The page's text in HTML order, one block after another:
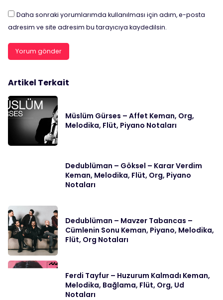
Daha sonraki yorumlarımda kullanılması için adım, e-posta
adresim ve site adresim bu tarayıcıya kaydedilsin.
Artikel Terkait
Müslüm Gürses – Affet Keman, Org,
Melodika, Flüt, Piyano Notaları
Dedublüman – Göksel – Karar Verdim
Keman, Melodika, Flüt, Org, Piyano
Notaları
Dedublüman – Mavzer Tabancas –
Cümlenin Sonu Keman, Piyano, Melodika,
Flüt, Org Notaları
Ferdi Tayfur – Huzurum Kalmadı Keman,
Melodika, Bağlama, Flüt, Org, Ud
Notaları